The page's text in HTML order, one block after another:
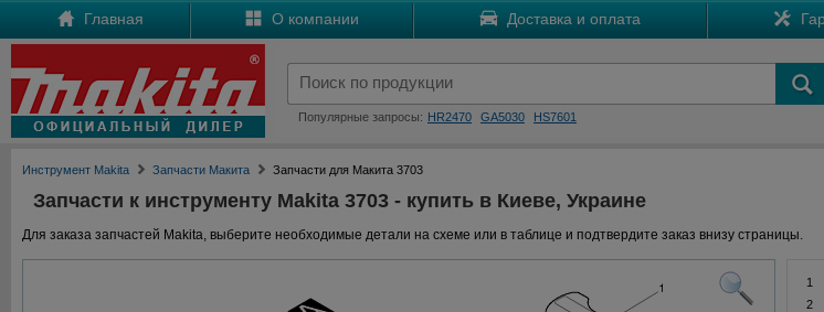
Главная О компании Доставка и оплата
Популярные запросы: HR2470 GA5030 HS7601
Инструмент Makita Запчасти Макита Запчасти для Макита 3703
Запчасти к инструменту Makita 3703 - купить в Киеве, Украине
Для заказа запчастей Makita, выберите необходимые детали на схеме или в таблице и подтвердите заказ внизу страницы.
1
2